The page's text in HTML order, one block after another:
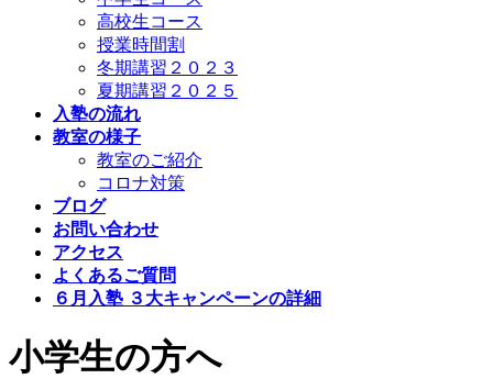
高校生コース
授業時間割
冬期講習２０２３
夏期講習２０２５
入塾の流れ
教室の様子
教室のご紹介
コロナ対策
ブログ
お問い合わせ
アクセス
よくあるご質問
６月入塾 ３大キャンペーンの詳細
小学生の方へ